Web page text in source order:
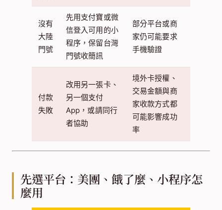
沒有
大陸
門號
先用支付寶或微
信登入可用的小
程序，保留台灣
門號收簡訊
部分平台或商
家仍可能要求
手機驗證
付款
失敗
改用另一張卡、
另一個支付
App，或請同行
者協助
境外卡授權、
交易金額與商
家收款方式都
可能影響成功
率
先選平台：美團、餓了麼、小程序怎
麼用